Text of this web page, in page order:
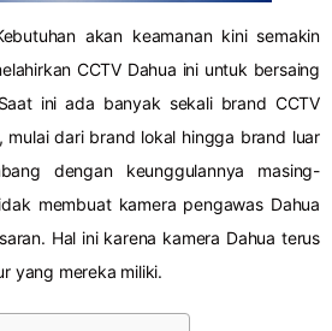
akan keamanan kini semakin
CCTV Dahua ini untuk bersaing
ini ada banyak sekali brand CCTV
dari brand lokal hingga brand luar
dengan keunggulannya masing-
membuat kamera pengawas Dahua
Hal ini karena kamera Dahua terus
yang mereka miliki.